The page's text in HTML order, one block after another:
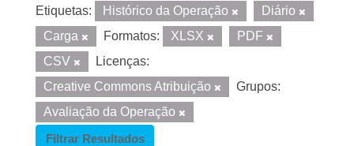
Etiquetas: Histórico da Operação
Diário
Carga
Formatos: XLSX
PDF
CSV
Licenças:
Creative Commons Atribuição
Grupos:
Avaliação da Operação
Filtrar Resultados